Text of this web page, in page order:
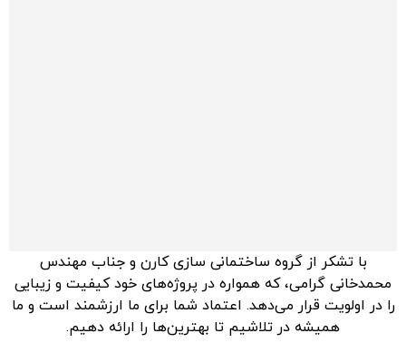
با تشکر از گروه ساختمانی سازی کارن و جناب مهندس
محمدخانی گرامی، که همواره در پروژه‌های خود کیفیت و زیبایی
را در اولویت قرار می‌دهد. اعتماد شما برای ما ارزشمند است و ما
همیشه در تلاشیم تا بهترین‌ها را ارائه دهیم.